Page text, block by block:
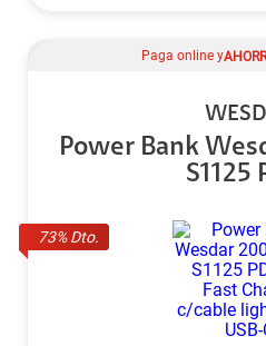
73% Dto.
Paga online y
Power Bank
S1125